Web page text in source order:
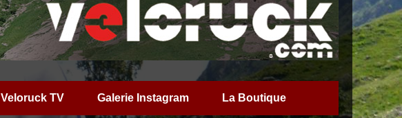
Veloruck TV Galerie Instagram La Boutique